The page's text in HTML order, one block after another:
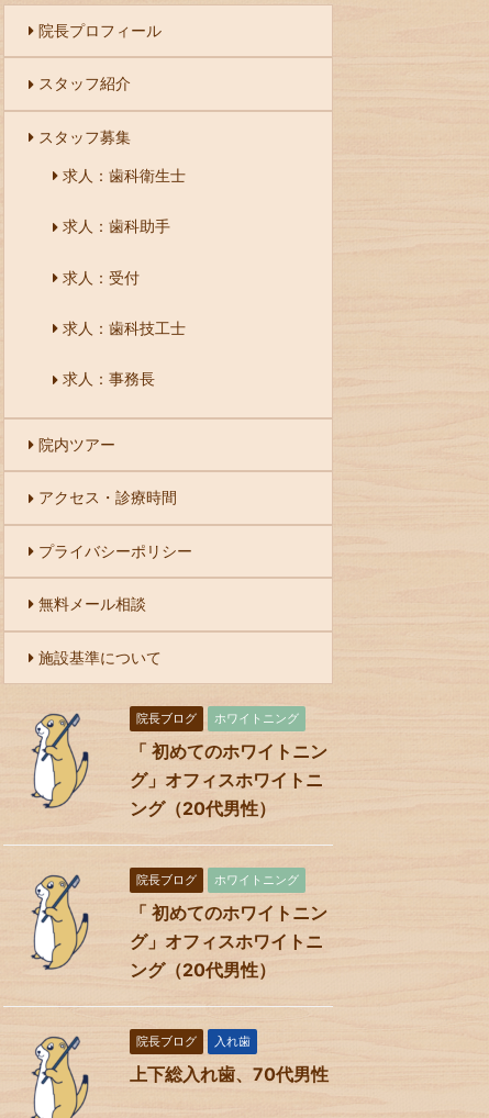
院長プロフィール
スタッフ紹介
スタッフ募集
求人：歯科衛生士
求人：歯科助手
求人：受付
求人：歯科技工士
求人：事務長
院内ツアー
アクセス・診療時間
プライバシーポリシー
無料メール相談
施設基準について
院長ブログ ホワイトニング
「 初めてのホワイトニン
グ」オフィスホワイトニ
ング（20代男性）
院長ブログ ホワイトニング
「 初めてのホワイトニン
グ」オフィスホワイトニ
ング（20代男性）
院長ブログ 入れ歯
上下総入れ歯、70代男性